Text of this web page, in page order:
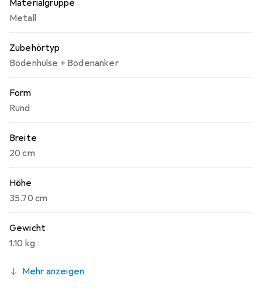
Materialgruppe
Metall
Zubehörtyp
Bodenhülse + Bodenanker
Form
Rund
Breite
20 cm
Höhe
35.70 cm
Gewicht
1.10 kg
Mehr anzeigen